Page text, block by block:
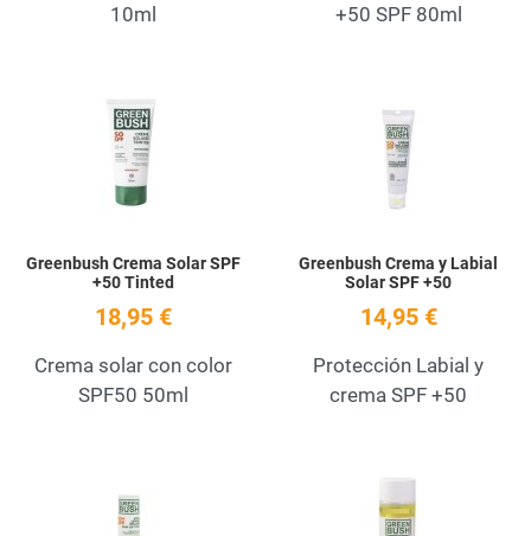
10ml
+50 SPF 80ml
Greenbush Crema Solar SPF
+50 Tinted
18,95 €
Crema solar con color
SPF50 50ml
Greenbush Crema y Labial
Solar SPF +50
14,95 €
Protección Labial y
crema SPF +50